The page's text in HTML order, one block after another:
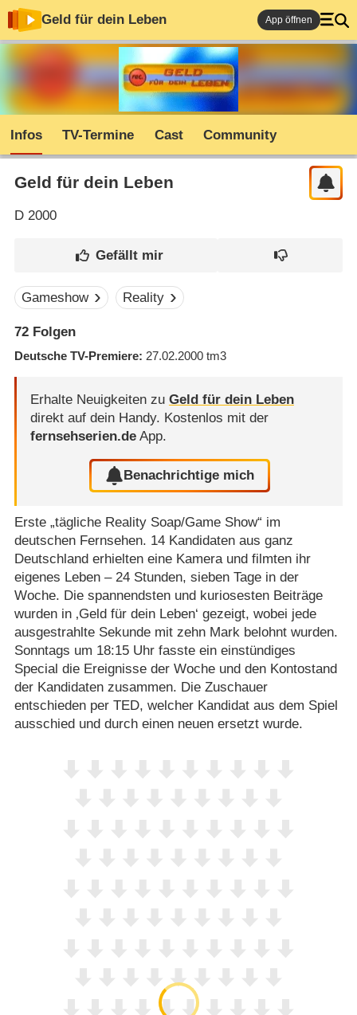
Geld für dein Leben App öffnen
Infos TV-Termine Cast Community
Geld für dein Leben
D2000
Gameshow Reality
72Folgen
Deutsche TV-Premiere 27.02.2000 tm3
Erhalte Neuigkeiten zu Geld für dein Leben
direkt auf dein Handy. Kostenlos mit der
fernsehserien.deApp.
Benachrichtige mich
Erste „tägliche Reality Soap/​Game Show“ im
deutschen Fernsehen. 14 Kandidaten aus ganz
Deutschland erhielten eine Kamera und filmten ihr
eigenes Leben – 24 Stunden, sieben Tage in der
Woche. Die spannendsten und kuriosesten Beiträge
wurden in ‚Geld für dein Leben‘ gezeigt, wobei jede
ausgestrahlte Sekunde mit zehn Mark belohnt wurden.
Sonntags um 18:15 Uhr fasste ein einstündiges
Special die Ereignisse der Woche und den Kontostand
der Kandidaten zusammen. Die Zuschauer
entschieden per TED, welcher Kandidat aus dem Spiel
ausschied und durch einen neuen ersetzt wurde.